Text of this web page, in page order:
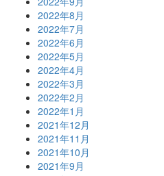
2022年8月
2022年7月
2022年6月
2022年5月
2022年4月
2022年3月
2022年2月
2022年1月
2021年12月
2021年11月
2021年10月
2021年9月